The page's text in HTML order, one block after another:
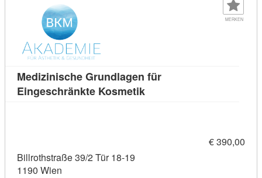
MERKEN
Medizinische Grundlagen für
Eingeschränkte KosmetikKursdetail: Medizinische
€ 390,00
Billrothstraße 39/2 Tür 18-19
1190 Wien